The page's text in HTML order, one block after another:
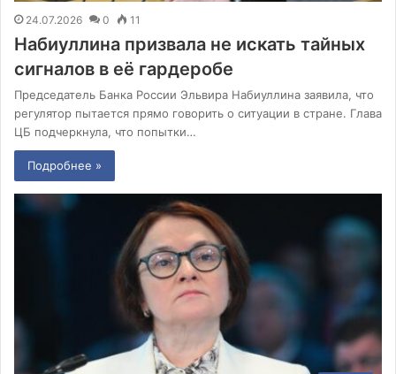
24.07.2026 0 11
Набиуллина призвала не искать тайных
сигналов в её гардеробе
Председатель Банка России Эльвира Набиуллина заявила, что
регулятор пытается прямо говорить о ситуации в стране. Глава
ЦБ подчеркнула, что попытки…
Подробнее »